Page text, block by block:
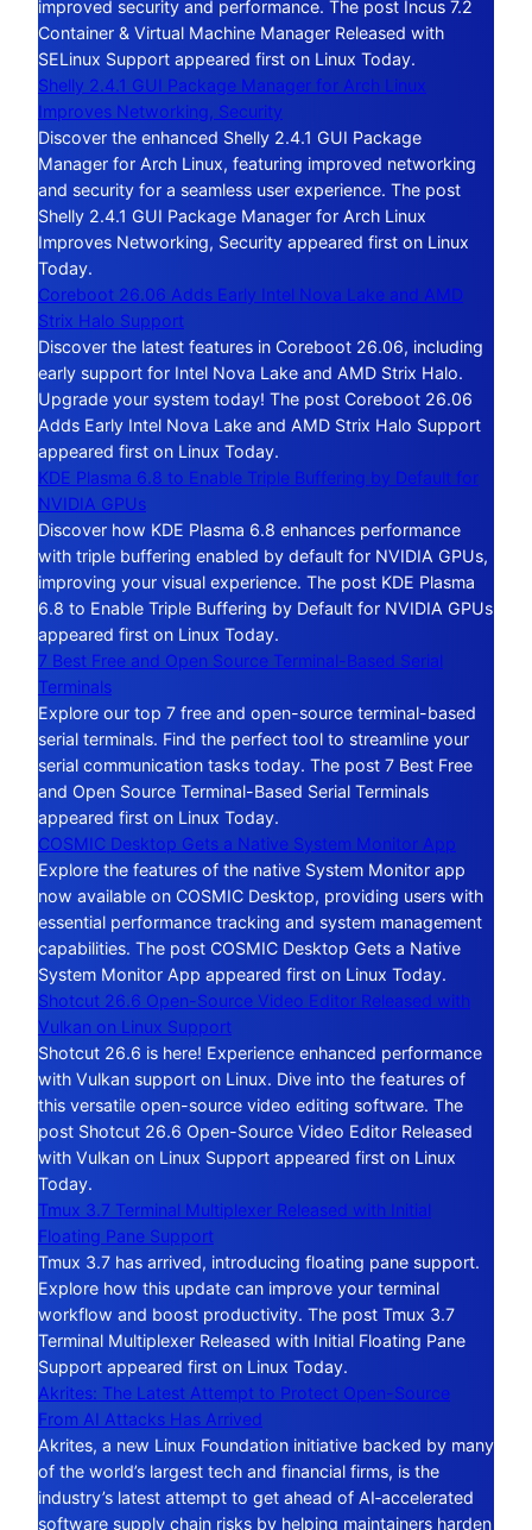
improved security and performance. The post Incus 7.2
Container & Virtual Machine Manager Released with
SELinux Support appeared first on Linux Today.
Shelly 2.4.1 GUI Package Manager for Arch Linux
Improves Networking, Security
Discover the enhanced Shelly 2.4.1 GUI Package
Manager for Arch Linux, featuring improved networking
and security for a seamless user experience. The post
Shelly 2.4.1 GUI Package Manager for Arch Linux
Improves Networking, Security appeared first on Linux
Today.
Coreboot 26.06 Adds Early Intel Nova Lake and AMD
Strix Halo Support
Discover the latest features in Coreboot 26.06, including
early support for Intel Nova Lake and AMD Strix Halo.
Upgrade your system today! The post Coreboot 26.06
Adds Early Intel Nova Lake and AMD Strix Halo Support
appeared first on Linux Today.
KDE Plasma 6.8 to Enable Triple Buffering by Default for
NVIDIA GPUs
Discover how KDE Plasma 6.8 enhances performance
with triple buffering enabled by default for NVIDIA GPUs,
improving your visual experience. The post KDE Plasma
6.8 to Enable Triple Buffering by Default for NVIDIA GPUs
appeared first on Linux Today.
7 Best Free and Open Source Terminal-Based Serial
Terminals
Explore our top 7 free and open-source terminal-based
serial terminals. Find the perfect tool to streamline your
serial communication tasks today. The post 7 Best Free
and Open Source Terminal-Based Serial Terminals
appeared first on Linux Today.
COSMIC Desktop Gets a Native System Monitor App
Explore the features of the native System Monitor app
now available on COSMIC Desktop, providing users with
essential performance tracking and system management
capabilities. The post COSMIC Desktop Gets a Native
System Monitor App appeared first on Linux Today.
Shotcut 26.6 Open-Source Video Editor Released with
Vulkan on Linux Support
Shotcut 26.6 is here! Experience enhanced performance
with Vulkan support on Linux. Dive into the features of
this versatile open-source video editing software. The
post Shotcut 26.6 Open-Source Video Editor Released
with Vulkan on Linux Support appeared first on Linux
Today.
Tmux 3.7 Terminal Multiplexer Released with Initial
Floating Pane Support
Tmux 3.7 has arrived, introducing floating pane support.
Explore how this update can improve your terminal
workflow and boost productivity. The post Tmux 3.7
Terminal Multiplexer Released with Initial Floating Pane
Support appeared first on Linux Today.
Akrites: The Latest Attempt to Protect Open-Source
From AI Attacks Has Arrived
Akrites, a new Linux Foundation initiative backed by many
of the world’s largest tech and financial firms, is the
industry’s latest attempt to get ahead of AI‑accelerated
software supply chain risks by helping maintainers harden